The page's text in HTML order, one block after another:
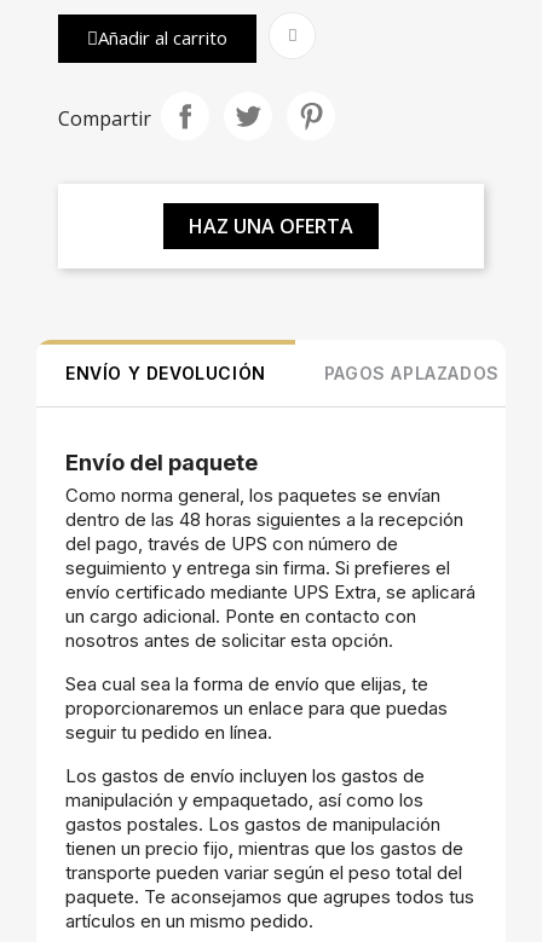
Añadir al carrito
Compartir
HAZ UNA OFERTA
ENVÍO Y DEVOLUCIÓN PAGOS APLAZADOS
Envío del paquete
Como norma general, los paquetes se envían
dentro de las 48 horas siguientes a la recepción
del pago, través de UPS con número de
seguimiento y entrega sin firma. Si prefieres el
envío certificado mediante UPS Extra, se aplicará
un cargo adicional. Ponte en contacto con
nosotros antes de solicitar esta opción.
Sea cual sea la forma de envío que elijas, te
proporcionaremos un enlace para que puedas
seguir tu pedido en línea.
Los gastos de envío incluyen los gastos de
manipulación y empaquetado, así como los
gastos postales. Los gastos de manipulación
tienen un precio fijo, mientras que los gastos de
transporte pueden variar según el peso total del
paquete. Te aconsejamos que agrupes todos tus
artículos en un mismo pedido.